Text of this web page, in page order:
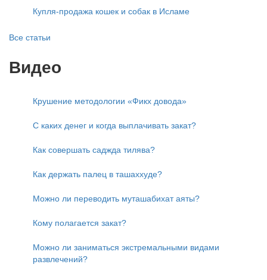
Купля-продажа кошек и собак в Исламе
Все статьи
Видео
Крушение методологии «Фикх довода»
С каких денег и когда выплачивать закат?
Как совершать саджда тилява?
Как держать палец в ташаххуде?
Можно ли переводить муташабихат аяты?
Кому полагается закат?
Можно ли заниматься экстремальными видами
развлечений?